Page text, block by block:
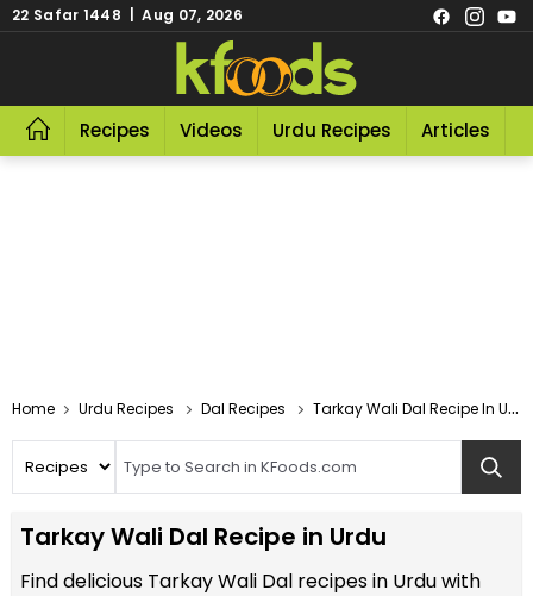
22 Safar 1448 | Aug 07, 2026
Recipes Videos Urdu Recipes Articles
Home Urdu Recipes Dal Recipes Tarkay Wali Dal Recipe In Urdu
Tarkay Wali Dal Recipe in Urdu
Find delicious Tarkay Wali Dal recipes in Urdu with